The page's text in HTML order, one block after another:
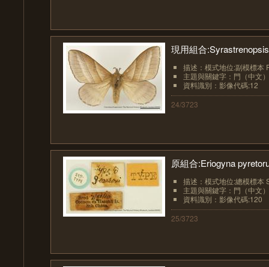
現用組合
描述：模式地位:副模標本
主題與關鍵字：門（中文
資料識別：影像代碼:12
24/3723
原組合:Eriogyna
描述：模式地位:總模標本
主題與關鍵字：門（中文
資料識別：影像代碼:120
25/3723